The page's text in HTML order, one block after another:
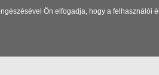
Ön elfogadja, hogy a felhasználói